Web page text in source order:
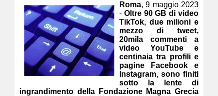
Roma, 9 maggio 2023
- Oltre 90 GB di video
TikTok, due milioni e
mezzo di tweet,
20mila commenti a
video YouTube e
centinaia tra profili e
pagine Facebook e
Instagram, sono finiti
sotto la lente di
ingrandimento della Fondazione Magna Grecia